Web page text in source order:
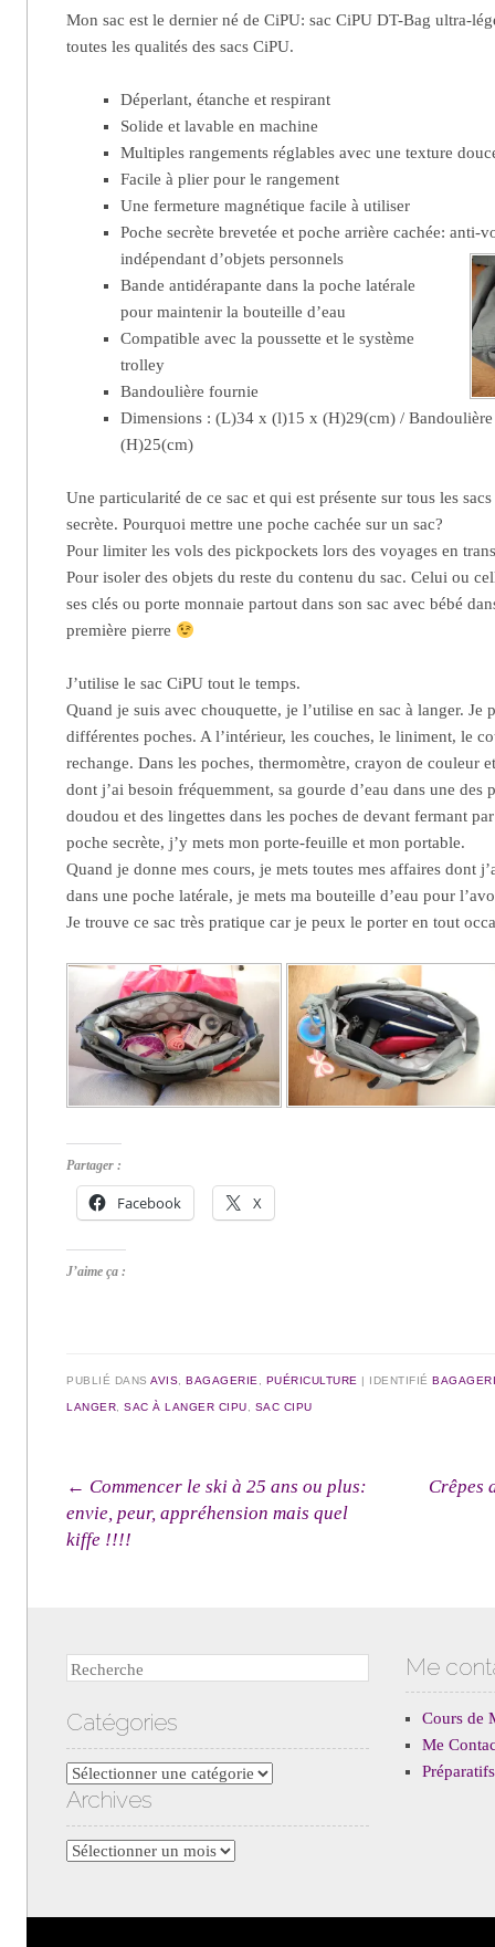
Mon sac est le dernier né de CiPU: sac CiPU DT-Bag ultra-
toutes les qualités des sacs CiPU.
Déperlant, étanche et respirant
Solide et lavable en machine
Multiples rangements réglables avec une texture
Facile à plier pour le rangement
Une fermeture magnétique facile à utiliser
Poche secrète brevetée et poche arrière cachée: anti-
indépendant d’objets personnels
Bande antidérapante dans la poche latérale
pour maintenir la bouteille d’eau
Compatible avec la poussette et le système
trolley
Bandoulière fournie
Dimensions : (L)34 x (l)15 x (H)29(cm) /
(H)25(cm)
Une particularité de ce sac et qui est présente sur tous les
secrète. Pourquoi mettre une poche cachée sur un sac?
Pour limiter les vols des pickpockets lors des voyages en
Pour isoler des objets du reste du contenu du sac. Celui ou
ses clés ou porte monnaie partout dans son sac avec bébé
première pierre
J’utilise le sac CiPU tout le temps.
Quand je suis avec chouquette, je l’utilise en sac à langer. Je
différentes poches. A l’intérieur, les couches, le liniment, le
rechange. Dans les poches, thermomètre, crayon de couleur
dont j’ai besoin fréquemment, sa gourde d’eau dans une des
doudou et des lingettes dans les poches de devant fermant
poche secrète, j’y mets mon porte-feuille et mon portable.
Quand je donne mes cours, je mets toutes mes affaires dont
dans une poche latérale, je mets ma bouteille d’eau pour
Je trouve ce sac très pratique car je peux le porter en tout
Partager :
Facebook X
J’aime ça :
PUBLIÉ DANSAVIS ,BAGAGERIE PUÉRICULTURE | IDENTIFIÉ
LANGER ,SAC À LANGER CIPU SAC CIPU
Navigation des articles
← Commencer le ski à 25 ans ou plus:
envie, peur, appréhension mais quel
kiffe !!!!
Crêpes
Recherche
Catégories
Catégories
Archives
Archives
Me
Cours de
Me